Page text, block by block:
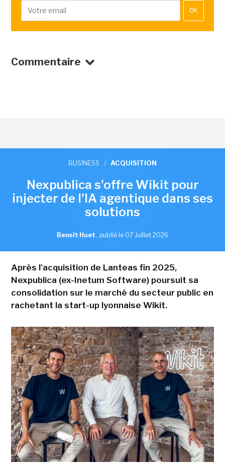
OK
Commentaire
BUSINESS / ACQUISITION
Nexpublica s'offre Wikit pour
injecter de l'IA agentique dans ses
solutions
Benoît Huet , publié le 07 Juillet 2026
Après l'acquisition de Lanteas fin 2025,
Nexpublica (ex-Inetum Software) poursuit sa
consolidation sur le marché du secteur public en
rachetant la start-up lyonnaise Wikit.